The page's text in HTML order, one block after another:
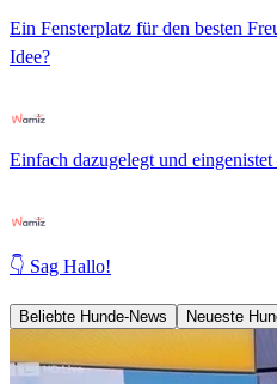
Ein Fensterplatz für den besten
Idee?
Einfach dazugelegt und
👇 Sag Hallo!
Beliebte Hunde-News Neueste